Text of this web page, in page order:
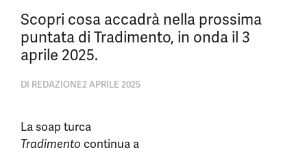
Scopri cosa accadrà nella prossima
puntata di Tradimento, in onda il 3
aprile 2025.
DI REDAZIONE2 APRILE 2025
La soap turca
Tradimento continua a